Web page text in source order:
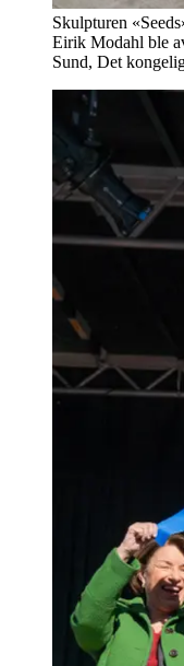
Skulpturen
Eirik Modahl ble
Sund, Det